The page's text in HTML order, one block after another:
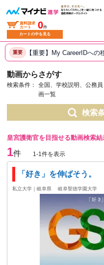
資料請求
カート
0件
カートの中を見る
重要 【重要】My CareerIDへの
動画からさがす
検索条件：
全国、学校説明、公務
画一覧
検索
皇宮護衛官を目指せる動画検索結
1件 1-1件を表示
「好き」を伸ばそう。
私立大学｜岐阜県 岐阜聖徳学園大学